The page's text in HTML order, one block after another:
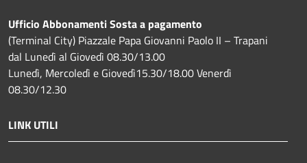
Ufficio Abbonamenti Sosta a pagamento
(Terminal City) Piazzale Papa Giovanni Paolo II – Trapani
dal Lunedì al Giovedì 08.30/13.00
Lunedì, Mercoledì e Giovedì15.30/18.00 Venerdì
08.30/12.30
LINK UTILI